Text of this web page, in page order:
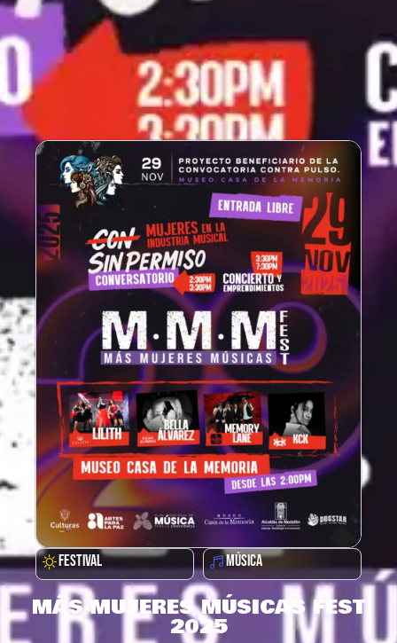
FESTIVAL MÚSICA
MÁS MUJERES MÚSICAS FEST
2025